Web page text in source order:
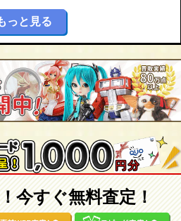
っと見る
今すぐ無料査定！